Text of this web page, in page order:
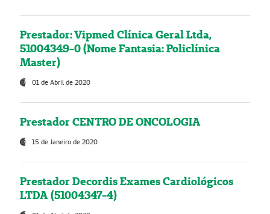
Prestador: Vipmed Clínica Geral Ltda,
51004349-0 (Nome Fantasia: Policlínica
Master)
01 de Abril de 2020
Prestador CENTRO DE ONCOLOGIA
15 de Janeiro de 2020
Prestador Decordis Exames Cardiológicos
LTDA (51004347-4)